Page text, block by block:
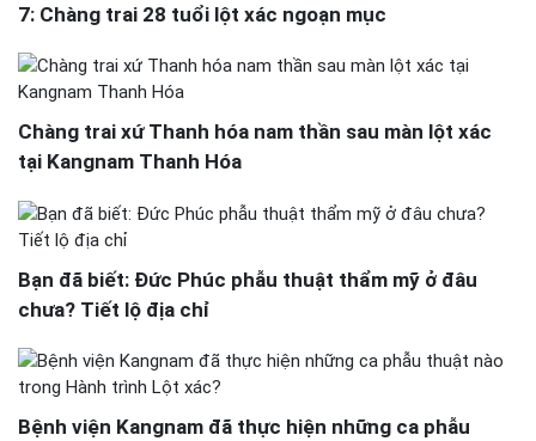
7: Chàng trai 28 tuổi lột xác ngoạn mục
Chàng trai xứ Thanh hóa nam thần sau màn lột xác
tại Kangnam Thanh Hóa
Bạn đã biết: Đức Phúc phẫu thuật thẩm mỹ ở đâu
chưa? Tiết lộ địa chỉ
Bệnh viện Kangnam đã thực hiện những ca phẫu